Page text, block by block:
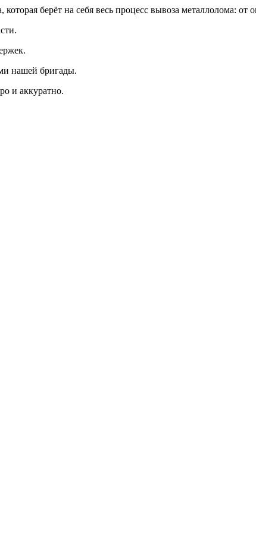
берёт на себя весь процесс вывоза металлолома:
нашей бригады.
и аккуратно.